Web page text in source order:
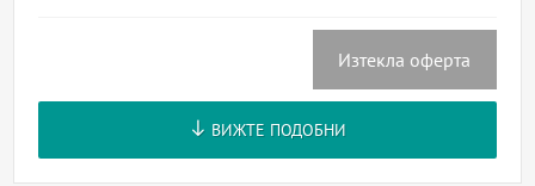
Изтекла оферта
ВИЖТЕ ПОДОБНИ